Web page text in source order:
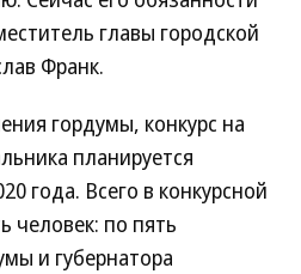
главы городской
Франк.
гордумы, конкурс на
планируется
года. Всего в конкурсной
человек: по пять
и губернатора